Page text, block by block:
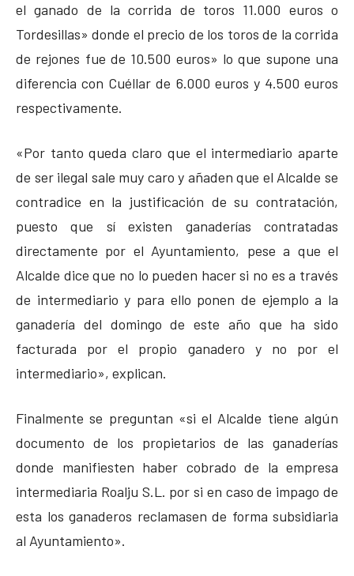
el ganado de la corrida de toros 11.000 euros o
Tordesillas» donde el precio de los toros de la corrida
de rejones fue de 10.500 euros» lo que supone una
diferencia con Cuéllar de 6.000 euros y 4.500 euros
respectivamente.
«Por tanto queda claro que el intermediario aparte
de ser ilegal sale muy caro y añaden que el Alcalde se
contradice en la justificación de su contratación,
puesto que sí existen ganaderías contratadas
directamente por el Ayuntamiento, pese a que el
Alcalde dice que no lo pueden hacer si no es a través
de intermediario y para ello ponen de ejemplo a la
ganadería del domingo de este año que ha sido
facturada por el propio ganadero y no por el
intermediario», explican.
Finalmente se preguntan «si el Alcalde tiene algún
documento de los propietarios de las ganaderías
donde manifiesten haber cobrado de la empresa
intermediaria Roalju S.L. por si en caso de impago de
esta los ganaderos reclamasen de forma subsidiaria
al Ayuntamiento».